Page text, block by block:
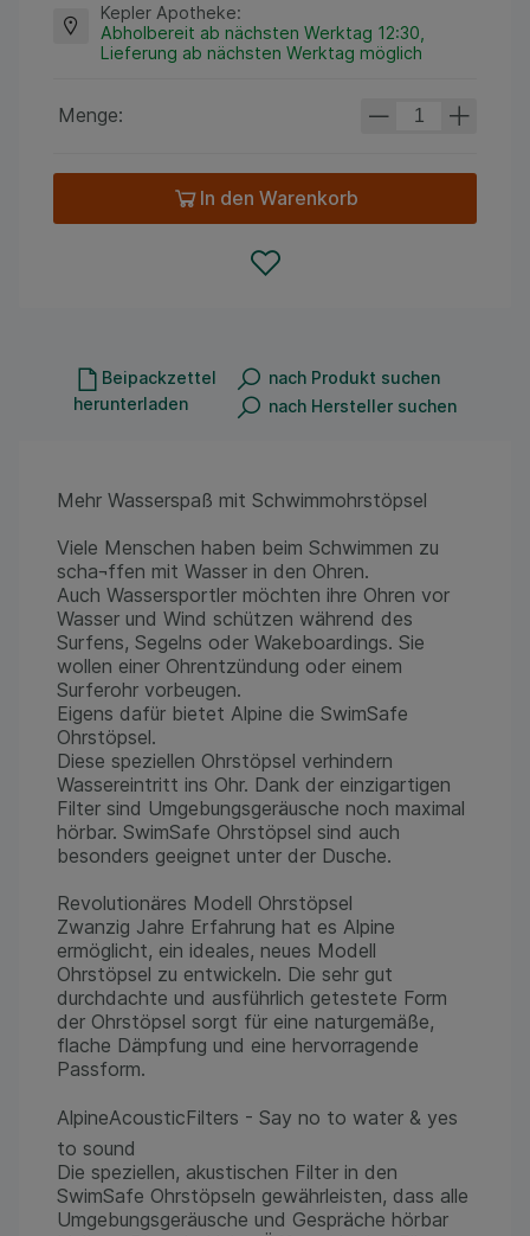
Kepler Apotheke:
Abholbereit ab nächsten Werktag 12:30,
Lieferung ab nächsten Werktag möglich
Menge:
In den Warenkorb
Beipackzettel
herunterladen
nach Produkt suchen
nach Hersteller suchen
Mehr Wasserspaß mit Schwimmohrstöpsel
Viele Menschen haben beim Schwimmen zu
scha¬ffen mit Wasser in den Ohren.
Auch Wassersportler möchten ihre Ohren vor
Wasser und Wind schützen während des
Surfens, Segelns oder Wakeboardings. Sie
wollen einer Ohrentzündung oder einem
Surferohr vorbeugen.
Eigens dafür bietet Alpine die SwimSafe
Ohrstöpsel.
Diese speziellen Ohrstöpsel verhindern
Wassereintritt ins Ohr. Dank der einzigartigen
Filter sind Umgebungsgeräusche noch maximal
hörbar. SwimSafe Ohrstöpsel sind auch
besonders geeignet unter der Dusche.
Revolutionäres Modell Ohrstöpsel
Zwanzig Jahre Erfahrung hat es Alpine
ermöglicht, ein ideales, neues Modell
Ohrstöpsel zu entwickeln. Die sehr gut
durchdachte und ausführlich getestete Form
der Ohrstöpsel sorgt für eine naturgemäße,
flache Dämpfung und eine hervorragende
Passform.
AlpineAcousticFilters - Say no to water & yes
to sound
Die speziellen, akustischen Filter in den
SwimSafe Ohrstöpseln gewährleisten, dass alle
Umgebungsgeräusche und Gespräche hörbar